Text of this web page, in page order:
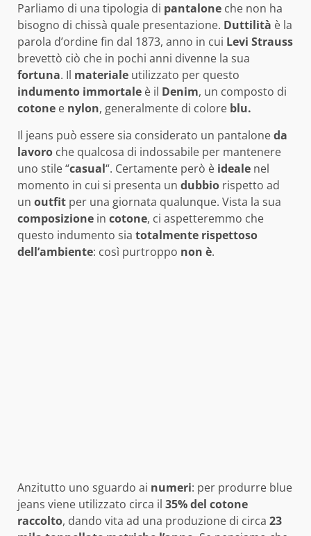
Parliamo di una tipologia di pantalone che non ha
bisogno di chissà quale presentazione. Duttilità è la
parola d’ordine fin dal 1873, anno in cui Levi Strauss
brevettò ciò che in pochi anni divenne la sua
fortuna. Il materiale utilizzato per questo
indumento immortale è il Denim, un composto di
cotone e nylon, generalmente di colore blu.
Il jeans può essere sia considerato un pantaloneda
lavoro che qualcosa di indossabile per mantenere
uno stile “casual“. Certamente però è ideale nel
momento in cui si presenta un dubbio rispetto ad
un outfit per una giornata qualunque. Vista la sua
composizione in cotone, ci aspetteremmo che
questo indumento sia totalmente rispettoso
dell’ambiente: così purtroppo non è.
Anzitutto uno sguardo ai numeri: per produrre blue
jeans viene utilizzato circa il 35% del cotone
raccolto, dando vita ad una produzione di circa 23